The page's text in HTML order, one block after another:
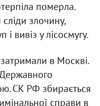
померла.
злочину,
і вивіз у лісосмугу.
в Москві.
СК РФ збирається
справи в